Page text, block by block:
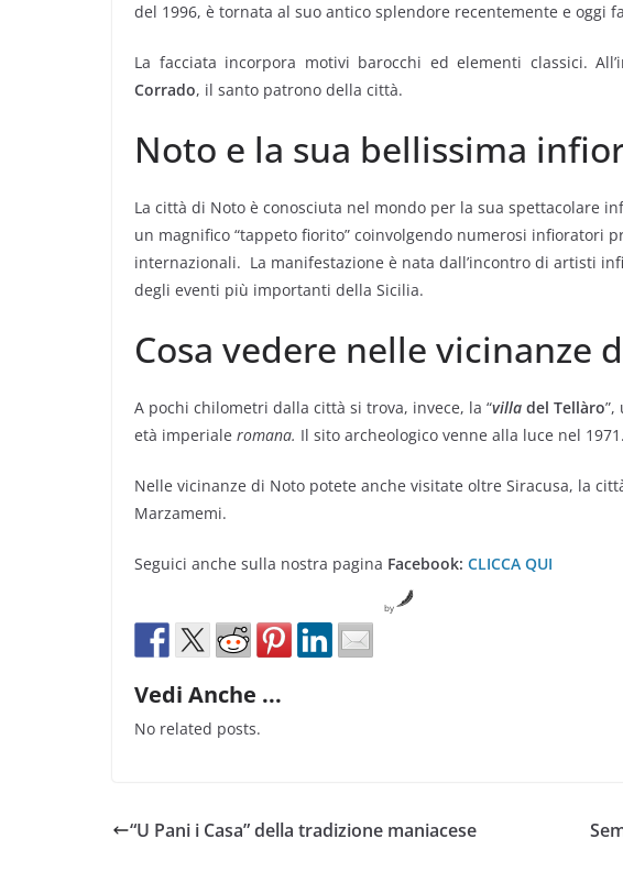
del 1996, è tornata al suo antico splendore recentemente e oggi
La facciata incorpora motivi barocchi ed elementi classici.
Corrado, il santo patrono della città.
Noto e la sua bellissima
La città di Noto è conosciuta nel mondo per la sua spettacolare
un magnifico “tappeto fiorito” coinvolgendo numerosi infioratori
internazionali. La manifestazione è nata dall’incontro di artisti
degli eventi più importanti della Sicilia.
Cosa vedere nelle vicinanze
A pochi chilometri dalla città si trova, invece, la “villa del Tellàro”,
età imperiale romana. Il sito archeologico venne alla luce nel 1971.
Nelle vicinanze di Noto potete anche visitate oltre Siracusa, la
Marzamemi.
Seguici anche sulla nostra pagina Facebook: CLICCA QUI
by
Vedi Anche ...
No related posts.
“U Pani i Casa” della tradizione maniacese